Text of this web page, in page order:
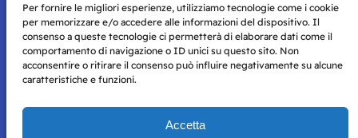
Per fornire le migliori esperienze, utilizziamo tecnologie come i cookie
per memorizzare e/o accedere alle informazioni del dispositivo. Il
consenso a queste tecnologie ci permetterà di elaborare dati come il
comportamento di navigazione o ID unici su questo sito. Non
acconsentire o ritirare il consenso può influire negativamente su alcune
caratteristiche e funzioni.
Accetta
Storie di Napoli è una testata registrata presso il tribunale di